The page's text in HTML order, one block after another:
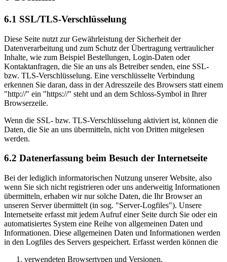
6.1 SSL/TLS-Verschlüsselung
Diese Seite nutzt zur Gewährleistung der Sicherheit der
Datenverarbeitung und zum Schutz der Übertragung vertraulicher
Inhalte, wie zum Beispiel Bestellungen, Login-Daten oder
Kontaktanfragen, die Sie an uns als Betreiber senden, eine SSL-
bzw. TLS-Verschlüsselung. Eine verschlüsselte Verbindung
erkennen Sie daran, dass in der Adresszeile des Browsers statt einem
"http://" ein "https://" steht und an dem Schloss-Symbol in Ihrer
Browserzeile.
Wenn die SSL- bzw. TLS-Verschlüsselung aktiviert ist, können die
Daten, die Sie an uns übermitteln, nicht von Dritten mitgelesen
werden.
6.2 Datenerfassung beim Besuch der Internetseite
Bei der lediglich informatorischen Nutzung unserer Website, also
wenn Sie sich nicht registrieren oder uns anderweitig Informationen
übermitteln, erhaben wir nur solche Daten, die Ihr Browser an
unseren Server übermittelt (in sog. "Server-Logfiles"). Unsere
Internetseite erfasst mit jedem Aufruf einer Seite durch Sie oder ein
automatisiertes System eine Reihe von allgemeinen Daten und
Informationen. Diese allgemeinen Daten und Informationen werden
in den Logfiles des Servers gespeichert. Erfasst werden können die
verwendeten Browsertypen und Versionen,